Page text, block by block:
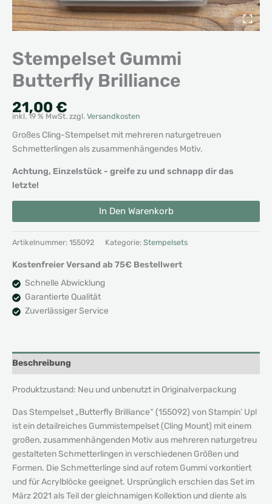
Stempelset Gummi
Butterfly Brilliance
21,00 €
inkl. 19 % MwSt. zzgl. Versandkosten
Großes Cling-Stempelset mit mehreren naturgetreuen
Schmetterlingen als zusammenhängendes Motiv.
Achtung, Einzelstück - greife zu und schnapp dir das
letzte!
Stempelset
Brilliance
In Den Warenkorb
Alternative:
Artikelnummer: 155092 Kategorie: Stempelsets
Kostenfreier Versand ab 75€ Bestellwert
Schnelle Abwicklung
Garantierte Qualität
Zuverlässiger Service
Beschreibung
Produktzustand: Neu und unbenutzt in Originalverpackung
Das Stempelset „Butterfly Brilliance“ (155092) von Stampin’ Up!
ist ein detailreiches Gummistempelset (Cling Mount) mit einem
großen, zusammenhängenden Motiv aus mehreren naturgetreu
gestalteten Schmetterlingen in verschiedenen Größen und
Formen. Die Schmetterlinge sind auf rotem Gummi vorkontiert
und für Acrylblöcke geeignet. Ursprünglich erschien das Set im
März 2021 als Teil der gleichnamigen Kollektion und diente als